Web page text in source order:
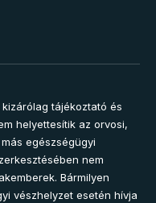
tájékoztató és
helyettesítik az orvosi,
egészségügyi
nem
Bármilyen
vészhelyzet esetén hívja